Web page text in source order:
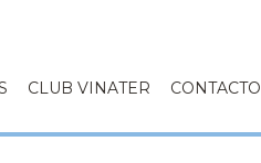
CLUB VINATER CONTACTO